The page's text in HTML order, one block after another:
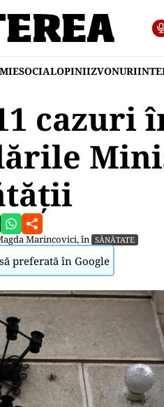
SOCIALOPINIIZVONURI
cazuri
Marincovici, în SĂNĂTATE
preferată în Google